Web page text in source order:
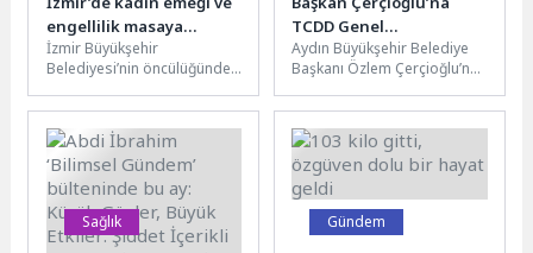
engellilik masaya
yatırıldı
İzmir Büyükşehir
Belediyesi’nin öncülüğünde
için düzenlenen Kadın Emeği
ve Engellilik...
TCDD Genel
Müdürlüğü’nden Ziyaret
Aydın Büyükşehir Belediye
Başkanı Özlem Çerçioğlu’nu,
Demiryolları Taşımacılık A.Ş.
Genel Müdür Yardımcısı...
Sağlık Gündem